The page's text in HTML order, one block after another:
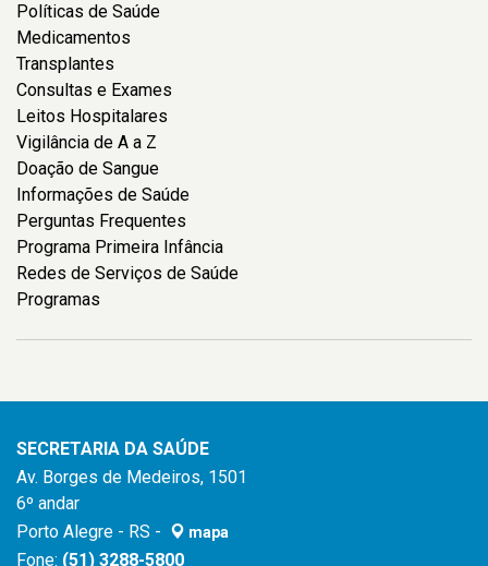
Políticas de Saúde
Medicamentos
Transplantes
Consultas e Exames
Leitos Hospitalares
Vigilância de A a Z
Doação de Sangue
Informações de Saúde
Perguntas Frequentes
Programa Primeira Infância
Redes de Serviços de Saúde
Programas
SECRETARIA DA SAÚDE
Av. Borges de Medeiros, 1501
6º andar
Porto Alegre - RS -
mapa
Fone: (51) 3288-5800